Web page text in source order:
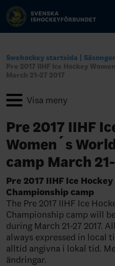
Swehockey startsida
Pre 2017 IIHF Ice Hockey
March 21-27 2017
Pre 2017 IIHF
Women´s
camp March
Pre 2017 IIHF Ice
Championship camp
The Pre 2017 IIHF Ice
Championship camp will
during March 21-27 2017.
always expressed in local
alltid angivna i lokal tid.
ändringar.